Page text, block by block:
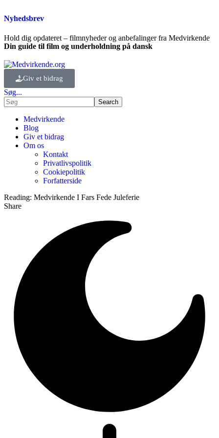
Nyhedsbrev
Hold dig opdateret – filmnyheder og anbefalinger fra Medvirkende
Din guide til film og underholdning på dansk
Giv et bidrag
Søg...
Medvirkende
Blog
Giv et bidrag
Om os
Kontakt
Privatlivspolitik
Cookiepolitik
Forfatterside
Reading: Medvirkende I Fars Fede Juleferie
Share